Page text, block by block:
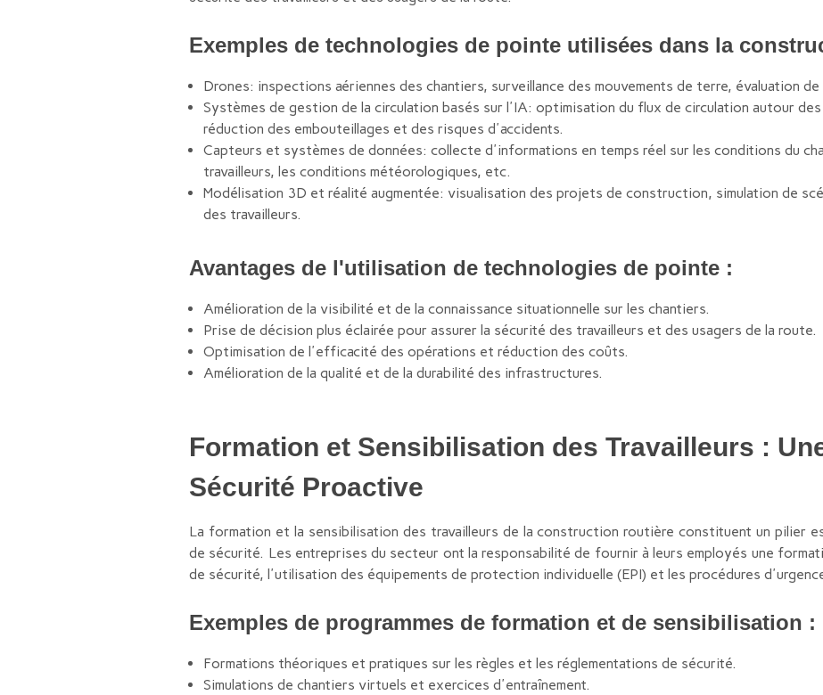
Exemples de technologies de pointe utilisées dans la
Drones: inspections aériennes des chantiers, surveillance des mouvements de terre, évaluation
Systèmes de gestion de la circulation basés sur l'IA: optimisation du flux de circulation autour
réduction des embouteillages et des risques d'accidents.
Capteurs et systèmes de données: collecte d'informations en temps réel sur les conditions du
travailleurs, les conditions météorologiques, etc.
Modélisation 3D et réalité augmentée: visualisation des projets de construction, simulation de
des travailleurs.
Avantages de l'utilisation de technologies de pointe :
Amélioration de la visibilité et de la connaissance situationnelle sur les chantiers.
Prise de décision plus éclairée pour assurer la sécurité des travailleurs et des usagers de la route.
Optimisation de l'efficacité des opérations et réduction des coûts.
Amélioration de la qualité et de la durabilité des infrastructures.
Formation et Sensibilisation des Travailleurs :
Sécurité Proactive
La formation et la sensibilisation des travailleurs de la construction routière constituent un pilier
de sécurité. Les entreprises du secteur ont la responsabilité de fournir à leurs employés une
de sécurité, l'utilisation des équipements de protection individuelle (EPI) et les procédures
Exemples de programmes de formation et de sensibilisation :
Formations théoriques et pratiques sur les règles et les réglementations de sécurité.
Simulations de chantiers virtuels et exercices d'entraînement.